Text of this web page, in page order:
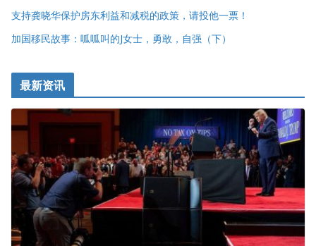
支持龚晓华保护房东利益和减税的政策，请投他一票！
加国移民故事：呱呱叫的J女士，勇敢，自强（下）
最新资讯